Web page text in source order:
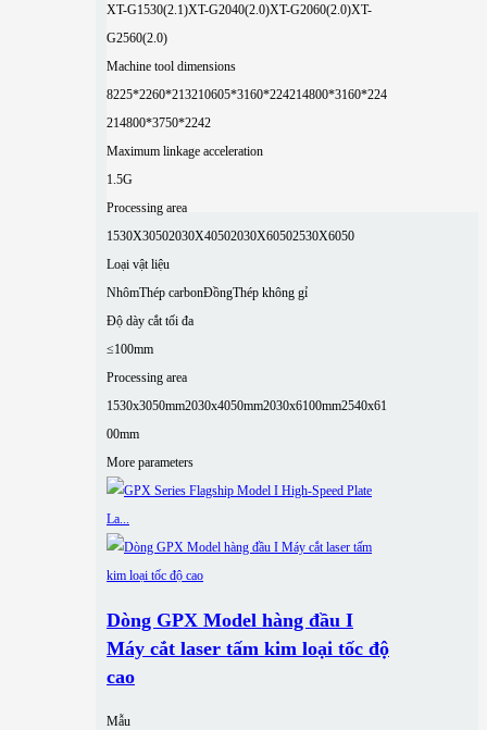
XT-G1530(2.1)XT-G2040(2.0)XT-G2060(2.0)XT-
G2560(2.0)
Machine tool dimensions
8225*2260*213210605*3160*224214800*3160*224
214800*3750*2242
Maximum linkage acceleration
1.5G
Processing area
1530X30502030X40502030X60502530X6050
Loại vật liệu
NhômThép carbonĐồngThép không gỉ
Độ dày cắt tối đa
≤100mm
Processing area
1530x3050mm2030x4050mm2030x6100mm2540x61
00mm
More parameters
Dòng GPX Model hàng đầu I
Máy cắt laser tấm kim loại tốc độ
cao
Mẫu